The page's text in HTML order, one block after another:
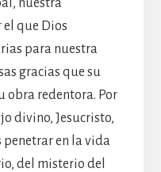
que Dios
para nuestra
gracias que su
obra redentora. Por
divino, Jesucristo,
penetrar en la vida
del misterio del